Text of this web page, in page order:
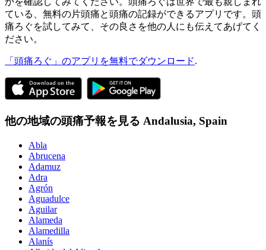
ている、無料の片頭痛と頭痛の記録ができるアプリです。頭
痛ろぐを試してみて、その良さを他の人にも伝えてあげてく
ださい。
「頭痛ろぐ」のアプリを無料でダウンロード.
他の地域の頭痛予報を見る Andalusia, Spain
Abla
Abrucena
Adamuz
Adra
Agrón
Aguadulce
Aguilar
Alameda
Alamedilla
Alanís